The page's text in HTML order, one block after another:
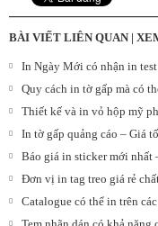
BÀI VIẾT LIÊN QUAN |
In Ngày Mới có nhận in
Quy cách in tờ gấp mà có
Thiết kế và in vỏ hộp mỹ
In tờ gấp quảng cáo – Giá
Báo giá in sticker mới nhất
Đơn vị in tag treo giá rẻ
Catalogue có thể in trên